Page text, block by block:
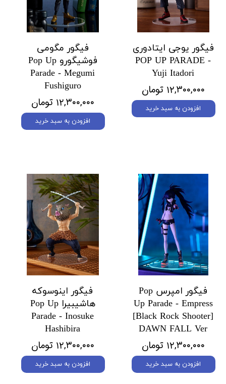
فیگور یوجی ایتادوری
POP UP PARADE -
Yuji Itadori
۱۲,۳۰۰,۰۰۰ تومان
افزودن به سبد خرید
فیگور مگومی
فوشیگورو Pop Up
Parade - Megumi
Fushiguro
۱۲,۳۰۰,۰۰۰ تومان
افزودن به سبد خرید
فیگور امپرس Pop
Up Parade - Empress
[Black Rock Shooter]
DAWN FALL Ver
۱۲,۳۰۰,۰۰۰ تومان
افزودن به سبد خرید
فیگور اینوسوکه
هاشیبیرا Pop Up
Parade - Inosuke
Hashibira
۱۲,۳۰۰,۰۰۰ تومان
افزودن به سبد خرید